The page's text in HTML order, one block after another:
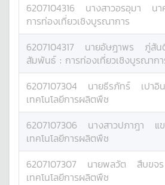
6207104316 นางสาวอรอุมา นา
การท่องเที่ยวเชิงบูรณาการ
6207104317 นายอัษฎาพร
ภู่สัน
สัมพันธ์ : การท่องเที่ยวเชิงบูรณาก
6207107304 นายธีรภัทร์ เปาอิ
เทคโนโลยีการผลิตพืช
6207107306 นางสาวปภาฎา แ
เทคโนโลยีการผลิตพืช
6207107307 นายพลวัต สืบขจร
เทคโนโลยีการผลิตพืช